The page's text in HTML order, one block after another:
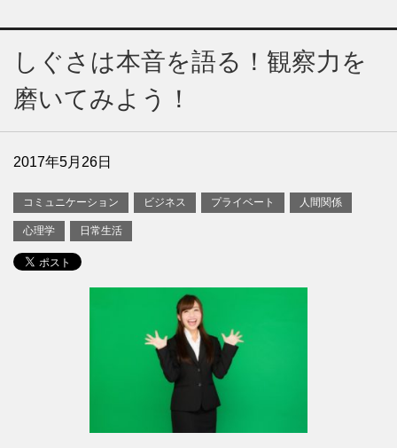
しぐさは本音を語る！観察力を
磨いてみよう！
2017年5月26日
コミュニケーション ビジネス プライベート 人間関係
心理学 日常生活